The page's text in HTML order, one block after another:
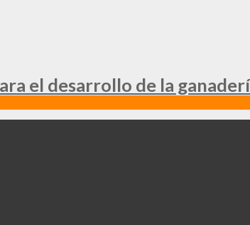
el desarrollo de la